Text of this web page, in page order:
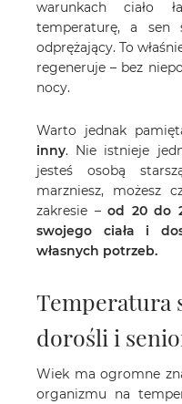
warunkach ciało
temperaturę, a sen
odprężający. To
regeneruje – bez
nocy.
Warto jednak
inny. Nie istnieje
jesteś osobą
marzniesz, możesz
zakresie –od 20 do
swojego ciała i
własnych potrzeb.
Temperatura
dorośli i
Wiek ma ogromne
organizmu na